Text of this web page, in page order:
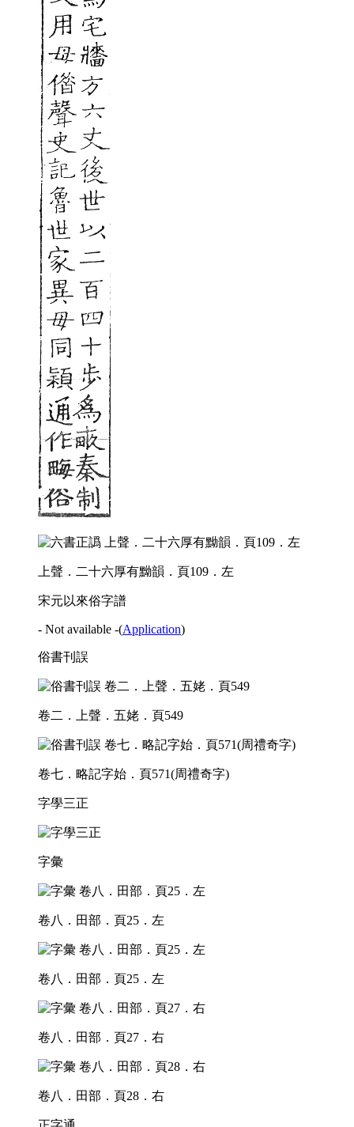
上聲．二十六厚有黝韻．頁109．左
宋元以來俗字譜
- Not available -(Application)
俗書刊誤
卷二．上聲．五姥．頁549
卷七．略記字始．頁571(周禮奇字)
字學三正
字彙
卷八．田部．頁25．左
卷八．田部．頁25．左
卷八．田部．頁27．右
卷八．田部．頁28．右